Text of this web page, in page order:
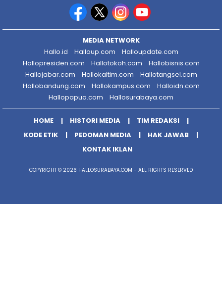
MEDIA NETWORK
Hallo.id
Halloup.com
Halloupdate.com
Hallopresiden.com
Hallotokoh.com
Hallobisnis.com
Hallojabar.com
Hallokaltim.com
Hallotangsel.com
Hallobandung.com
Hallokampus.com
Halloidn.com
Hallopapua.com
Hallosurabaya.com
HOME HISTORI MEDIA
TIM REDAKSI
KODE ETIK
PEDOMAN MEDIA
HAK JAWAB
KONTAK IKLAN
COPYRIGHT © 2026 HALLOSURABAYA.COM - ALL RIGHTS RESERVED